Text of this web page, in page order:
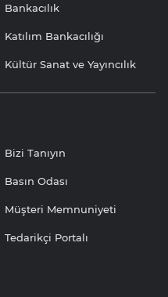
Bankacılık
Katılım Bankacılığı
Kültür Sanat ve Yayıncılık
Bizi Tanıyın
Basın Odası
Müşteri Memnuniyeti
Tedarikçi Portalı